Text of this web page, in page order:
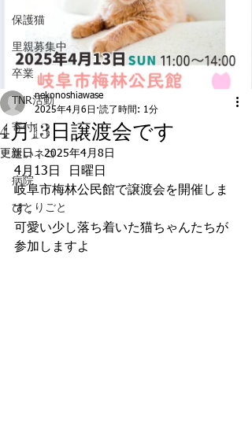
保護猫
里親募集中
卒業
TNR活動
寄付
迷いネコ
病院
ひとりごと
4月13日譲渡会です
nekonoshiawase
2025年4月6日 読了時間: 1分
更新日：2025年4月8日
4月13日  日曜日
岐阜市梅林公民館で譲渡会を開催しま
す。
可愛い少し落ち着いた猫ちゃんたちが
参加しますよ